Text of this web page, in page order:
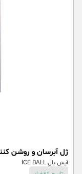
ژل آبرسان و روشن کننده
آیس بال ICE BALL